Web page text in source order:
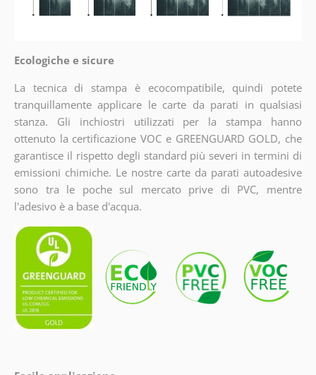
Ecologiche e sicure
La tecnica di stampa è ecocompatibile, quindi potete
tranquillamente applicare le carte da parati in qualsiasi
stanza. Gli inchiostri utilizzati per la stampa hanno
ottenuto la certificazione VOC e GREENGUARD GOLD, che
garantisce il rispetto degli standard più severi in termini di
emissioni chimiche. Le nostre carte da parati autoadesive
sono tra le poche sul mercato prive di PVC, mentre
l'adesivo è a base d'acqua.